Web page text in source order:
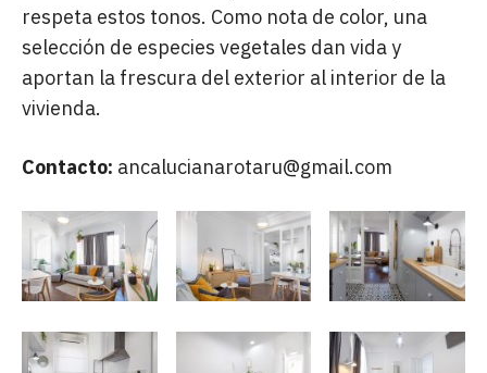
respeta estos tonos. Como nota de color, una
selección de especies vegetales dan vida y
aportan la frescura del exterior al interior de la
vivienda.
Contacto: ancalucianarotaru@gmail.com